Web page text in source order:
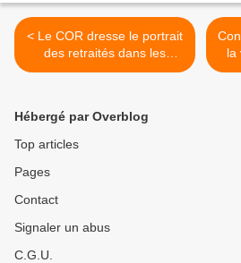
< Le COR dresse le portrait
des retraités dans les
territoires
la
Hébergé par Overblog
Top articles
Pages
Contact
Signaler un abus
C.G.U.